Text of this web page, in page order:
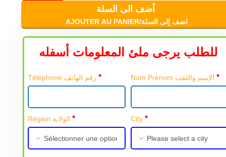
أضف الى السلة
AJOUTER AU PANIER/اضف إلى السلة
للطلب يرجى ملئ المعلومات أسفله
* *
* City *